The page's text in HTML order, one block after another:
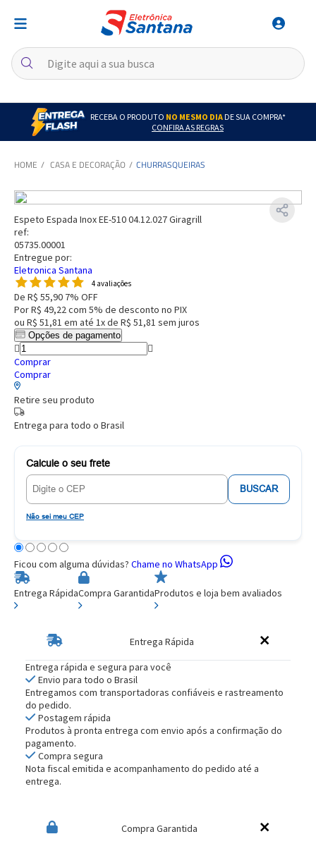
RECEBA O PRODUTO NO MESMO DIADE SUA COMPRA*
CONFIRA AS REGRAS
CASA E DECORAÇÃO CHURRASQUEIRAS
Espeto Espada Inox EE-510 04.12.027 Giragrill
ref:
05735.00001
Entregue por:
Eletronica Santana
4 avaliações
De R$ 55,90 7% OFF
PorR$ 49,22 com 5% de desconto no PIX
ou R$ 51,81 em até 1x de R$ 51,81 sem juros
Opções de pagamento
Comprar
Comprar
Retire seu produto
Entrega para todo o Brasil
Calcule o seu frete
BUSCAR
Não sei meu CEP
Ficou com alguma dúvidas? Chame no WhatsApp
Entrega RápidaCompra GarantidaProdutos e loja bem avaliados
Entrega Rápida
Entrega rápida e segura para você
Envio para todo o Brasil
Entregamos com transportadoras confiáveis e rastreamento
do pedido.
Postagem rápida
Produtos à pronta entrega com envio após a confirmação do
pagamento.
Compra segura
Nota fiscal emitida e acompanhamento do pedido até a
entrega.
Compra Garantida